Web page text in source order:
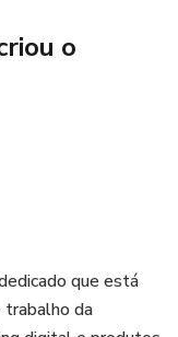
o
que está
trabalho da